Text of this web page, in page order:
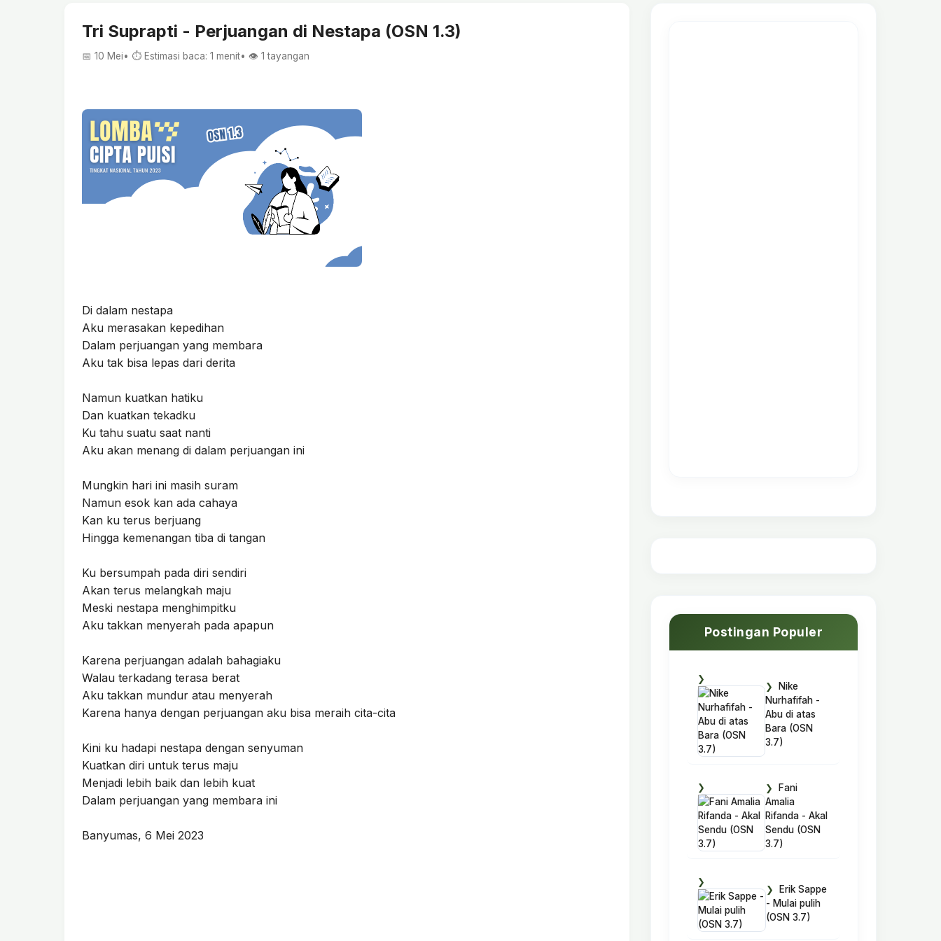
Tri Suprapti - Perjuangan di Nestapa (OSN 1.3)
📅 10 Mei• ⏱ Estimasi baca: 1 menit• 👁️ 1 tayangan
Di dalam nestapa
Aku merasakan kepedihan
Dalam perjuangan yang membara
Aku tak bisa lepas dari derita
Namun kuatkan hatiku
Dan kuatkan tekadku
Ku tahu suatu saat nanti
Aku akan menang di dalam perjuangan ini
Mungkin hari ini masih suram
Namun esok kan ada cahaya
Kan ku terus berjuang
Hingga kemenangan tiba di tangan
Ku bersumpah pada diri sendiri
Akan terus melangkah maju
Meski nestapa menghimpitku
Aku takkan menyerah pada apapun
Karena perjuangan adalah bahagiaku
Walau terkadang terasa berat
Aku takkan mundur atau menyerah
Karena hanya dengan perjuangan aku bisa meraih cita-cita
Kini ku hadapi nestapa dengan senyuman
Kuatkan diri untuk terus maju
Menjadi lebih baik dan lebih kuat
Dalam perjuangan yang membara ini
Banyumas, 6 Mei 2023
Postingan Populer
Nike
Nurhafifah -
Abu di atas
Bara (OSN
3.7)
Fani
Amalia
Rifanda - Akal
Sendu (OSN
3.7)
Erik Sappe
- Mulai pulih
(OSN 3.7)